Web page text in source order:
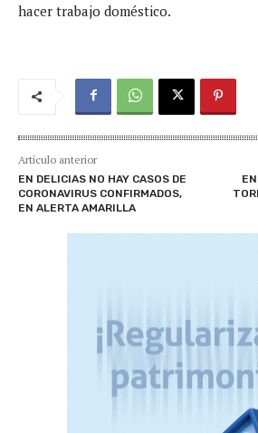
hacer trabajo doméstico.
Artículo anterior
EN DELICIAS NO HAY CASOS DE
CORONAVIRUS CONFIRMADOS,
EN ALERTA AMARILLA